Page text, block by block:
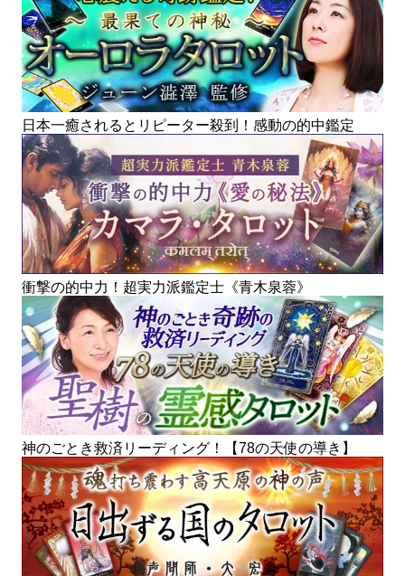
日本一癒されるとリピーター殺到！感動の的中鑑定
衝撃の的中力！超実力派鑑定士《青木泉蓉》
神のごとき救済リーディング！【78の天使の導き】